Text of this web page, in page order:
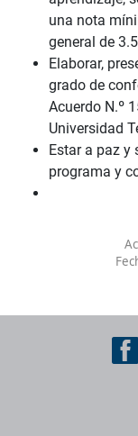
una nota
general de
Elaborar,
grado de
Acuerdo N.º
Universidad
Estar a paz y
programa y
Pie de página